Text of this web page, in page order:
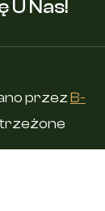
U Nas!
przezB-